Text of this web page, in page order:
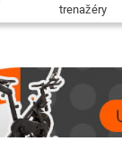
trenažéry